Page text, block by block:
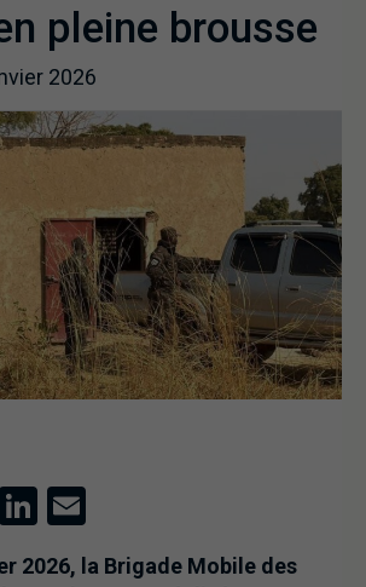
pleine brousse
2026
WhatsApp
LinkedIn
2026, la Brigade Mobile des